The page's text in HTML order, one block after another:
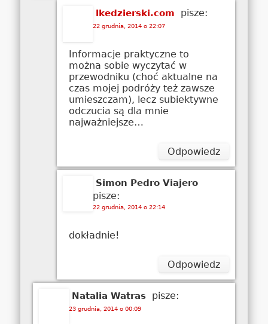
lkedzierski.com pisze:
22 grudnia, 2014 o 22:07
Informacje praktyczne to
można sobie wyczytać w
przewodniku (choć aktualne na
czas mojej podróży też zawsze
umieszczam), lecz subiektywne
odczucia są dla mnie
najważniejsze…
Odpowiedz
Simon Pedro Viajero
pisze:
22 grudnia, 2014 o 22:14
dokładnie!
Odpowiedz
Natalia Watras pisze:
23 grudnia, 2014 o 00:09